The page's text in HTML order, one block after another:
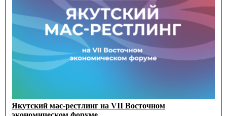
Якутский мас-рестлинг на VII Восточном